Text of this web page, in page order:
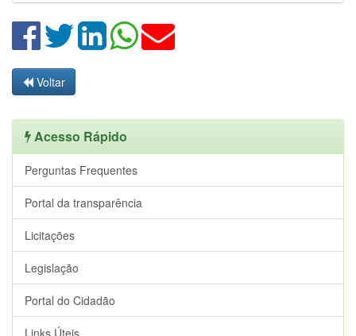
Voltar
Acesso Rápido
Perguntas Frequentes
Portal da transparência
Licitações
Legislação
Portal do Cidadão
Links Úteis